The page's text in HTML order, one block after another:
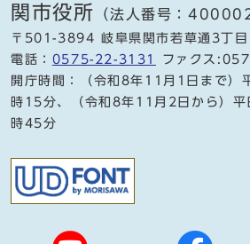
関市役所 （法人番号：
〒501-3894 岐阜県関市若草通3丁目
電話： 0575-22-3131
ファクス
開庁時間：（令和8年11月1日まで
時15分、（令和8年11月2日から）
時45分